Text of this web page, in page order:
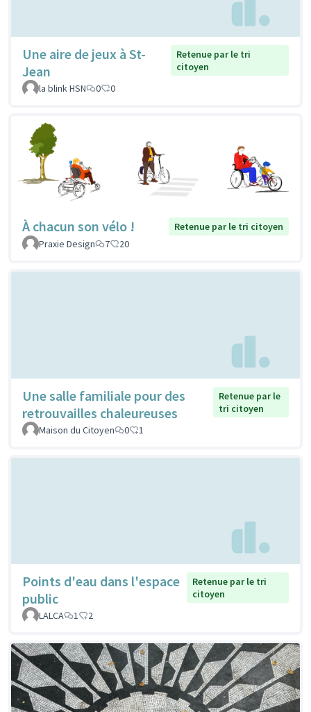
Une aire de jeux à St-
Jean
Retenue par le tri
citoyen
la blink HSN
0 0
À chacun son vélo !
Retenue par le tri citoyen
Praxie Design
7 20
Une salle familiale pour des
retrouvailles chaleureuses
Retenue par le
tri citoyen
Maison du Citoyen
0 1
Points d'eau dans l'espace
public
Retenue par le tri
citoyen
LALCA
1 2